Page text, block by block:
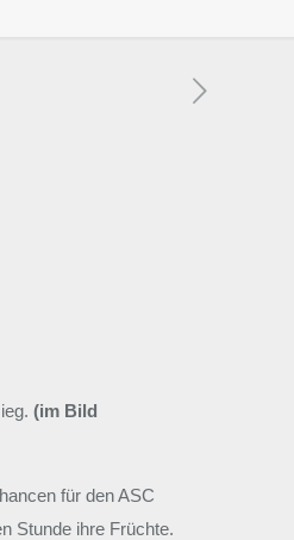
(im Bild
für den ASC
Stunde ihre Früchte.